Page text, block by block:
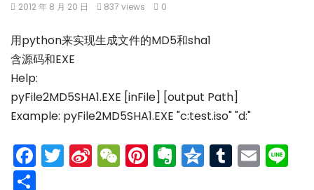
2012 年 8 月 20 日 837 views 0
用python来实现生成文件的MD5和sha1
含源码和EXE
Help:
pyFile2MD5SHA1.EXE [inFile] [output Path]
Example: pyFile2MD5SHA1.EXE "c:test.iso" "d:"
Facebook
Twitter
Sina
Weibo
WeChat
Pinterest
Evernote
Qzone
Tumblr